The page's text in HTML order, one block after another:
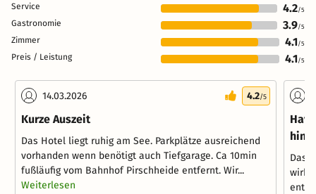
Service 4.2/5
Gastronomie 3.9/5
Zimmer 4.1/5
Preis / Leistung 4.1/5
14.03.2026 4.2/5
Kurze Auszeit
Das Hotel liegt ruhig am See. Parkplätze ausreichend
vorhanden wenn benötigt auch Tiefgarage. Ca 10min
fußläufig vom Bahnhof Pirschheide entfernt. Wir...
Weiterlesen
Das